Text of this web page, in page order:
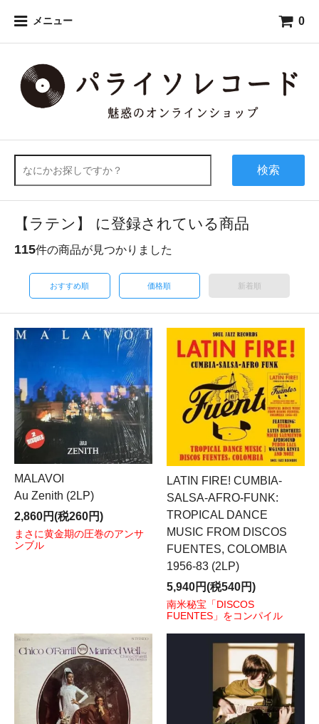
メニュー 0
検索
【ラテン】 に登録されている商品
115件の商品が見つかりました
おすすめ順 価格順 新着順
MALAVOI
Au Zenith (2LP)
2,860円(税260円)
まさに黄金期の圧巻のアンサ
ンブル
LATIN FIRE! CUMBIA-
SALSA-AFRO-FUNK:
TROPICAL DANCE
MUSIC FROM DISCOS
FUENTES, COLOMBIA
1956-83 (2LP)
5,940円(税540円)
南米秘宝「DISCOS
FUENTES」をコンパイル